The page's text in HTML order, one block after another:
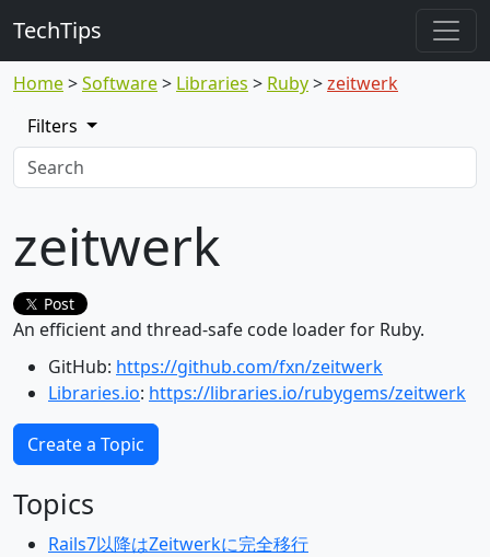
TechTips
Home Software Libraries Ruby
zeitwerk
Filters
zeitwerk
Post
An efficient and thread-safe code loader for Ruby.
GitHub: https://github.com/fxn/zeitwerk
Libraries.io: https://libraries.io/rubygems/zeitwerk
Create a Topic
Topics
Rails7以降はZeitwerkに完全移行